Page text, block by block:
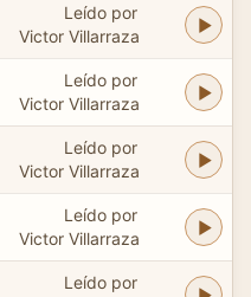
Leído por
Victor Villarraza
Leído por
Victor Villarraza
Leído por
Victor Villarraza
Leído por
Victor Villarraza
Leído por